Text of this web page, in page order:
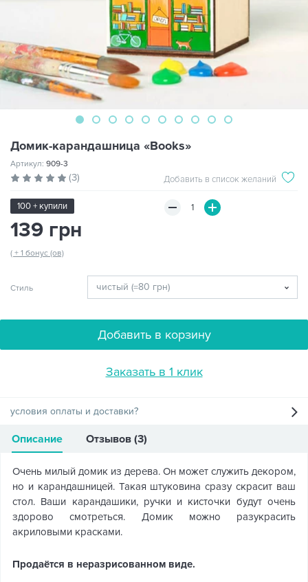
Домик-карандашница «Books»
Артикул: 909-3
(3) Добавить в список желаний
100 + купили
139 грн
( + 1 бонус (ов)
Стиль
Добавить в корзину
Заказать в 1 клик
условия оплаты и доставки?
Описание Отзывов (3)
Очень милый домик из дерева. Он может служить декором,
но и карандашницей. Такая штуковина сразу скрасит ваш
стол. Ваши карандашики, ручки и кисточки будут очень
здорово смотреться. Домик можно разукрасить
акриловыми красками.
Продаётся в неразрисованном виде.